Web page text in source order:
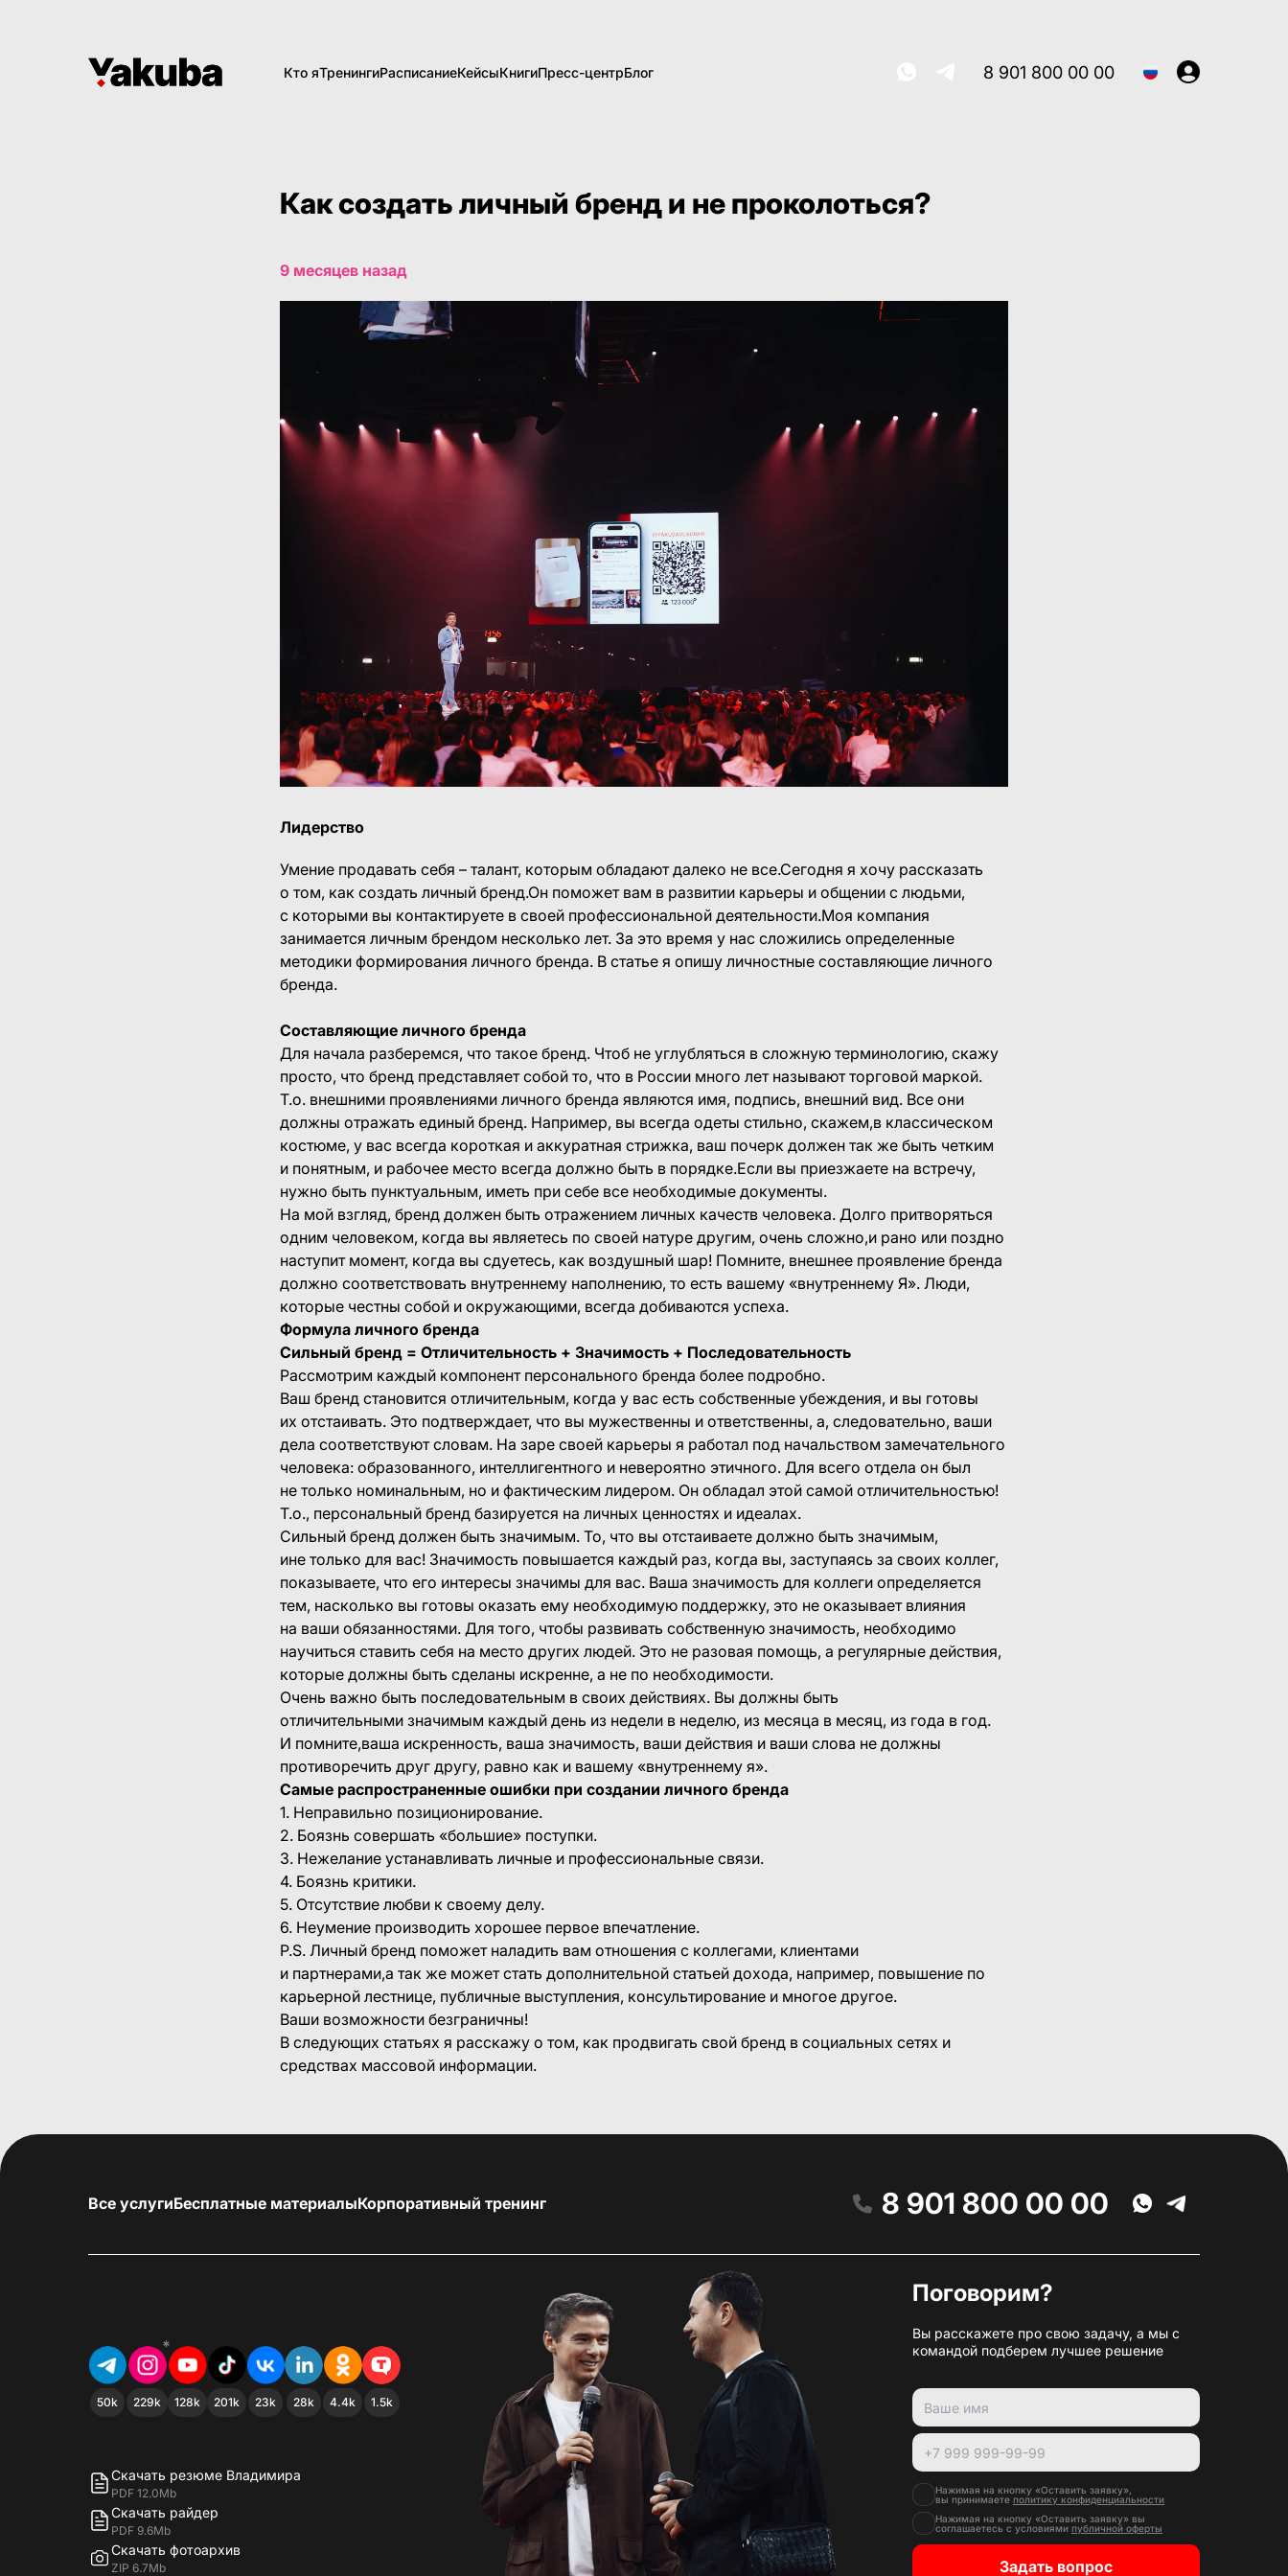
Кто яТренингиРасписаниеКейсыКнигиПресс-центрБлог 8 901 800 00 00
Как создать личный бренд и не проколоться?
9 месяцев назад
Лидерство
Умение продавать себя – талант, которым обладают далеко не все.Сегодня я хочу рассказать
о том, как создать личный бренд.Он поможет вам в развитии карьеры и общении с людьми,
с которыми вы контактируете в своей профессиональной деятельности.Моя компания
занимается личным брендом несколько лет. За это время у нас сложились определенные
методики формирования личного бренда. В статье я опишу личностные составляющие личного
бренда.
Составляющие личного бренда
Для начала разберемся, что такое бренд. Чтоб не углубляться в сложную терминологию, скажу
просто, что бренд представляет собой то, что в России много лет называют торговой маркой.
Т.о. внешними проявлениями личного бренда являются имя, подпись, внешний вид. Все они
должны отражать единый бренд. Например, вы всегда одеты стильно, скажем,в классическом
костюме, у вас всегда короткая и аккуратная стрижка, ваш почерк должен так же быть четким
и понятным, и рабочее место всегда должно быть в порядке.Если вы приезжаете на встречу,
нужно быть пунктуальным, иметь при себе все необходимые документы.
На мой взгляд, бренд должен быть отражением личных качеств человека. Долго притворяться
одним человеком, когда вы являетесь по своей натуре другим, очень сложно,и рано или поздно
наступит момент, когда вы сдуетесь, как воздушный шар! Помните, внешнее проявление бренда
должно соответствовать внутреннему наполнению, то есть вашему «внутреннему Я». Люди,
которые честны собой и окружающими, всегда добиваются успеха.
Формула личного бренда
Сильный бренд = Отличительность + Значимость + Последовательность
Рассмотрим каждый компонент персонального бренда более подробно.
Ваш бренд становится отличительным, когда у вас есть собственные убеждения, и вы готовы
их отстаивать. Это подтверждает, что вы мужественны и ответственны, а, следовательно, ваши
дела соответствуют словам. На заре своей карьеры я работал под начальством замечательного
человека: образованного, интеллигентного и невероятно этичного. Для всего отдела он был
не только номинальным, но и фактическим лидером. Он обладал этой самой отличительностью!
Т.о., персональный бренд базируется на личных ценностях и идеалах.
Сильный бренд должен быть значимым. То, что вы отстаиваете должно быть значимым,
ине только для вас! Значимость повышается каждый раз, когда вы, заступаясь за своих коллег,
показываете, что его интересы значимы для вас. Ваша значимость для коллеги определяется
тем, насколько вы готовы оказать ему необходимую поддержку, это не оказывает влияния
на ваши обязанностями. Для того, чтобы развивать собственную значимость, необходимо
научиться ставить себя на место других людей. Это не разовая помощь, а регулярные действия,
которые должны быть сделаны искренне, а не по необходимости.
Очень важно быть последовательным в своих действиях. Вы должны быть
отличительными значимым каждый день из недели в неделю, из месяца в месяц, из года в год.
И помните,ваша искренность, ваша значимость, ваши действия и ваши слова не должны
противоречить друг другу, равно как и вашему «внутреннему я».
Самые распространенные ошибки при создании личного бренда
1. Неправильно позиционирование.
2. Боязнь совершать «большие» поступки.
3. Нежелание устанавливать личные и профессиональные связи.
4. Боязнь критики.
5. Отсутствие любви к своему делу.
6. Неумение производить хорошее первое впечатление.
P.S. Личный бренд поможет наладить вам отношения с коллегами, клиентами
и партнерами,а так же может стать дополнительной статьей дохода, например, повышение по
карьерной лестнице, публичные выступления, консультирование и многое другое.
Ваши возможности безграничны!
В следующих статьях я расскажу о том, как продвигать свой бренд в социальных сетях и
средствах массовой информации.
Все услугиБесплатные материалыКорпоративный тренинг 8 901 800 00 00
50k
*
229k 128k 201k 23k 28k 4.4k 1.5k
Скачать резюме Владимира
PDF 12.0Mb
Скачать райдер
PDF 9.6Mb
Скачать фотоархив
ZIP 6.7Mb
Поговорим?
Вы расскажете про свою задачу, а мы с
командой подберем лучшее решение
Нажимая на кнопку «Оставить заявку»,
вы принимаете политику конфиденциальности
Нажимая на кнопку «Оставить заявку» вы
соглашаетесь с условиями публичной оферты
Задать вопрос